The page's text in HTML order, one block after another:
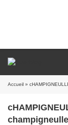
Accueil »